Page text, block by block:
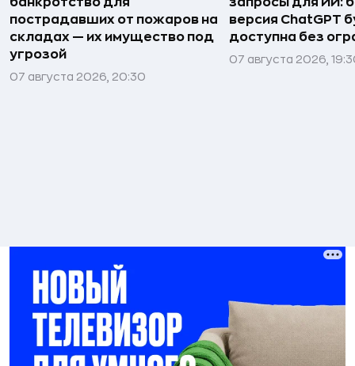
пострадавших от пожаров на
складах — их имущество под
угрозой
07 августа 2026, 20:30
версия ChatGPT
доступна без
07 августа 2026,